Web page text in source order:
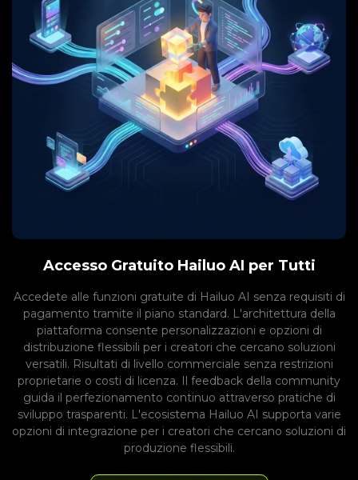
Accesso Gratuito Hailuo AI per Tutti
Accedete alle funzioni gratuite di Hailuo AI senza requisiti di
pagamento tramite il piano standard. L'architettura della
piattaforma consente personalizzazioni e opzioni di
distribuzione flessibili per i creatori che cercano soluzioni
versatili. Risultati di livello commerciale senza restrizioni
proprietarie o costi di licenza. Il feedback della community
guida il perfezionamento continuo attraverso pratiche di
sviluppo trasparenti. L'ecosistema Hailuo AI supporta varie
opzioni di integrazione per i creatori che cercano soluzioni di
produzione flessibili.